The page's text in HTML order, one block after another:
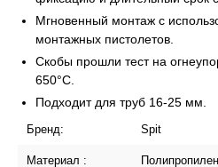
Мгновенный монтаж с
монтажных пистолетов.
Скобы прошли тест на
650°C.
Подходит для труб 16-25 мм.
Бренд: Spit
Материал : Полипропилен